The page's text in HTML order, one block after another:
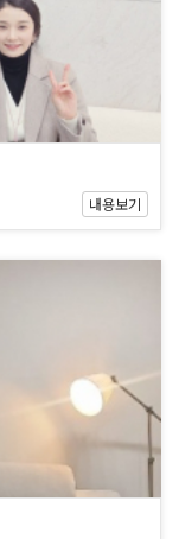
내용보기